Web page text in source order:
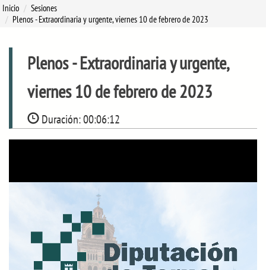
Inicio
Sesiones
Plenos- Extraordinaria y urgente, viernes 10 de febrero de 2023
Plenos- Extraordinaria y urgente,
viernes 10 de febrero de 2023
Duración:00:06:12